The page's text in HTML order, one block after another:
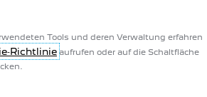
Tools und deren Verwaltung erfahren
aufrufen oder auf die Schaltfläche